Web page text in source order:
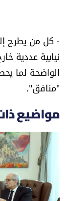
- كل من يطرح
نيابية عددية
الواضحة لما
"منافق".
مواضيع